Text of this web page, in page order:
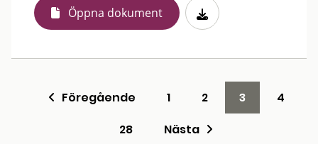
Öppna dokument
Föregående 1 2 3
4
28
Nästa